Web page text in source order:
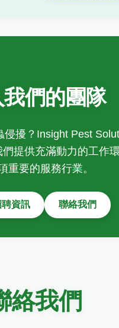
們的團隊
擾？Insight Pest
提供充滿動力的工作
重要的服務行業。
資訊 聯絡我們
絡我們